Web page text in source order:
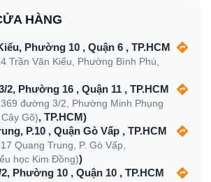
HÀNG
Phường 10 , Quận 6 , TP.HCM
Trần Văn Kiểu, Phường Bình Phú,
2, Phường 16 , Quận 11 , TP.HCM
đường 3/2, Phường Minh Phụng
Gõ), TP.HCM)
P.10 , Quận Gò Vấp , TP.HCM
Quang Trung, P. Gò Vấp,
học Kim Đồng))
Phường 10 , Quận 10 , TP.HCM